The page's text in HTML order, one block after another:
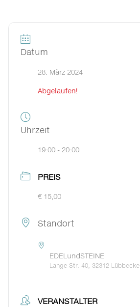
Datum
28. März 2024
Abgelaufen!
Uhrzeit
19:00 - 20:00
PREIS
€ 15,00
Standort
EDELundSTEINE
Lange Str. 40; 32312 Lübbecke
VERANSTALTER